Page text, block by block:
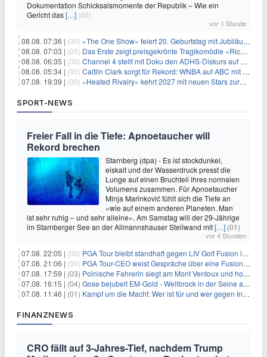
Dokumentation Schicksalsmomente der Republik – Wie ein
Gericht das[…] (00)
vor 1 Stunde
08.08. 07:36 | (00) «The One Show» feiert 20. Geburtstag mit Jubiläumswoche
08.08. 07:03 | (00) Das Erste zeigt preisgekrönte Tragikomödie «Rickerl» als Free-TV-Premiere
08.08. 06:35 | (00) Channel 4 stellt mit Doku den ADHS-Diskurs auf den Prüfstand
08.08. 05:34 | (00) Caitlin Clark sorgt für Rekord: WNBA auf ABC mit 2,5 Millionen Zuschauern
07.08. 19:39 | (00) «Heated Rivalry» kehrt 2027 mit neuen Stars zurück
SPORT-NEWS
Freier Fall in die Tiefe: Apnoetaucher will
Rekord brechen
Starnberg (dpa) - Es ist stockdunkel,
eiskalt und der Wasserdruck presst die
Lunge auf einen Bruchteil ihres normalen
Volumens zusammen. Für Apnoetaucher
Minja Marinković fühlt sich die Tiefe an
«wie auf einem anderen Planeten. Man
ist sehr ruhig – und sehr alleine». Am Samstag will der 29-Jährige
im Starnberger See an der Allmannshauser Steilwand mit[…] (01)
vor 4 Stunden
07.08. 22:05 | (00) PGA Tour bleibt standhaft gegen LIV Golf Fusion in einem sich wandelnden Sportumfeld
07.08. 21:06 | (00) PGA Tour-CEO weist Gespräche über eine Fusion mit LIV Golf zurück und bekräftigt die Wettbewerbslandschaft
07.08. 17:59 | (03) Polnische Fahrerin siegt am Mont Ventoux und holt Tour-Gelb
07.08. 16:15 | (04) Gose bejubelt EM-Gold - Wellbrock in der Seine ausgebremst
07.08. 11:46 | (01) Kampf um die Macht: Wer ist für und wer gegen Infantino?
FINANZNEWS
CRO fällt auf 3-Jahres-Tief, nachdem Trump